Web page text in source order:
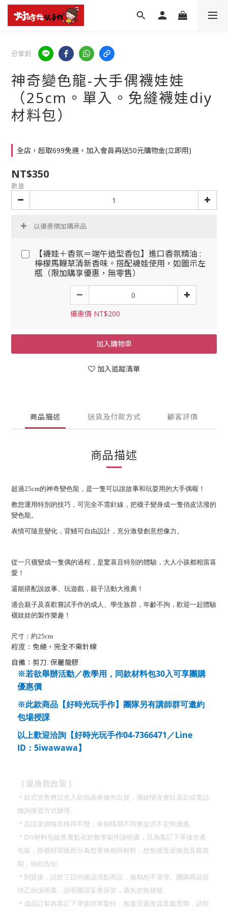
分享到
神奇變色龍-大手偶襪娃娃
（25cm。單入。免縫襪娃diy
材料包）
全店，超取699免運，加入會員再送50元購物金(立即用)
NT$350
數量
以優惠價加購商品
【襪娃＋香氛＝端午造型香包】進口香氛精油 :
檸檬馬鞭草清新香味。搭配襪娃使用，如圖示左
瓶（限加購享優惠，無零售）
優惠價 NT$200
加入購物車
加入追蹤清單
商品描述 送貨及付款方式 顧客評價
商品描述
超過25cm的神奇變色龍，是一隻可以說故事和玩耍用的大手偶喔！
教您運用特別的技巧，可完全不需針線，把襪子變身成一隻俏皮活潑的
變色龍。
表情可隨意變化，背鰭可自由設計，充分激發創意想像力。
從一只襪變成一隻偶的過程，是驚喜且特別的體驗，大人小孩都相當喜
愛！
還能搭配說故事、玩遊戲，親子活動大推薦！
適合親子及喜歡嘗試手作的成人、學生族群，年齡不拘，歡迎一起體驗
襪娃娃的製作樂趣！
尺寸：約25cm
程度： 免縫，完全不需針線
自備：剪刀. 保麗龍膠
※若欲舉辦活動／教學用，同款材料包30入可享團購
優惠價
※此款商品【好時光玩手作】團隊另有講師群可邀約
包場授課
以上歡迎洽詢【好時光玩手作04-7366471 ／Line
ID ： 5iwawawa 】
{ 退換貨政策 }
＊款式完售將以先入款回函者優先出貨，遇缺情況會以退款或電話
徵詢換貨方式辦理。
＊品項及價格非維持不變，每個檔期不同會提供不定時優惠。
＊ DIY材料包販售重點在於教學製作說明書，且為客訂下單後生產
包裝，除襪材瑕疵部分為您更換相同材料，恕無接受退換貨及鑑賞
期，特此告知。
＊到貨後，請於三日內確認清點商品，逾期恕不受理。團購商品提
供乙份說明書。說明書請妥善保管，遺失恕無補發。
＊成品訂製為客訂下單後排單製作，無接受退換貨及鑑賞期，請留